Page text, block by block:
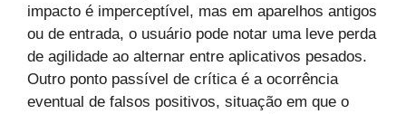
impacto é imperceptível, mas em aparelhos antigos
ou de entrada, o usuário pode notar uma leve perda
de agilidade ao alternar entre aplicativos pesados.
Outro ponto passível de crítica é a ocorrência
eventual de falsos positivos, situação em que o